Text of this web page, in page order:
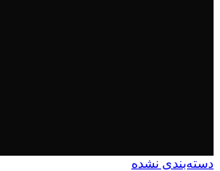
دسته‌بندی نشده